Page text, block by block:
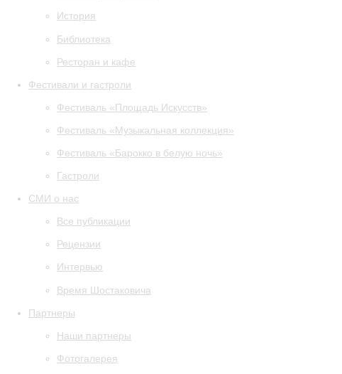
История
Библиотека
Ресторан и кафе
Фестивали и гастроли
Фестиваль «Площадь Искусств»
Фестиваль «Музыкальная коллекция»
Фестиваль «Барокко в белую ночь»
Гастроли
СМИ о нас
Все публикации
Рецензии
Интервью
Время Шостаковича
Партнеры
Наши партнеры
Фотогалерея